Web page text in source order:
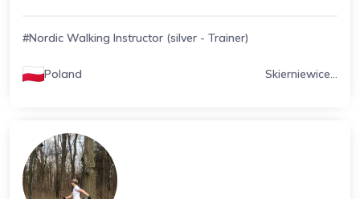
#Nordic Walking Instructor (silver - Trainer)
Poland Skierniewice...